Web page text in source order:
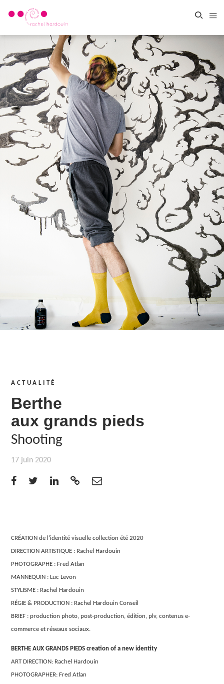
ACTUALITÉ
Berthe
aux grands pieds
Shooting
17 juin 2020
CRÉATION de l’identité visuelle collection été 2020
DIRECTION ARTISTIQUE : Rachel Hardouin
PHOTOGRAPHE : Fred Atlan
MANNEQUIN : Luc Levon
STYLISME : Rachel Hardouin
RÉGIE & PRODUCTION : Rachel Hardouin Conseil
BRIEF : production photo, post-production, édition, plv, contenus e-
commerce et réseaux sociaux.
BERTHE AUX GRANDS PIEDS creation of a new identity
ART DIRECTION: Rachel Hardouin
PHOTOGRAPHER: Fred Atlan